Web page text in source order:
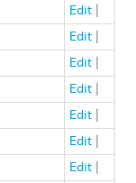
Edit |
Edit |
Edit |
Edit |
Edit |
Edit |
Edit |